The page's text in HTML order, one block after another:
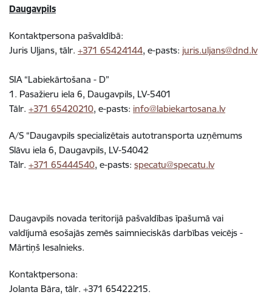
Daugavpils
Kontaktpersona pašvaldībā:
Juris Uļjans, tālr. +371 65424144, e-pasts: juris.uljans@dnd.lv
SIA “Labiekārtošana - D”
1. Pasažieru iela 6, Daugavpils, LV-5401
Tālr. +371 65420210, e-pasts: info@labiekartosana.lv
A/S “Daugavpils specializētais autotransporta uzņēmums
Slāvu iela 6, Daugavpils, LV-54042
Tālr. +371 65444540, e-pasts: specatu@specatu.lv
Daugavpils novada teritorijā pašvaldības īpašumā vai
valdījumā esošajās zemēs saimnieciskās darbības veicējs -
Mārtiņš Iesalnieks.
Kontaktpersona:
Jolanta Bāra, tālr. +371 65422215.